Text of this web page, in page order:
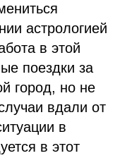
астрологией
в этой
поездки за
город, но не
вдали от
в
в этот